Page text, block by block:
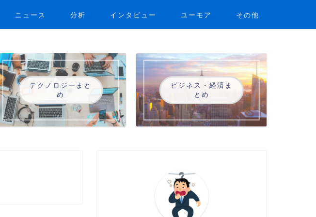
ニュース 分析 インタビュー ユーモア その他
テクノロジーまと
め
ビジネス・経済ま
とめ